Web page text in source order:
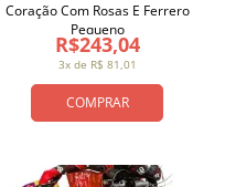
COMPRAR
3x de R$ 81,01
R$243,04
Coração Com Rosas E Ferrero
Pequeno